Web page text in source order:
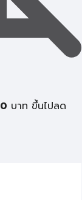
บาท ขึ้นไปลด